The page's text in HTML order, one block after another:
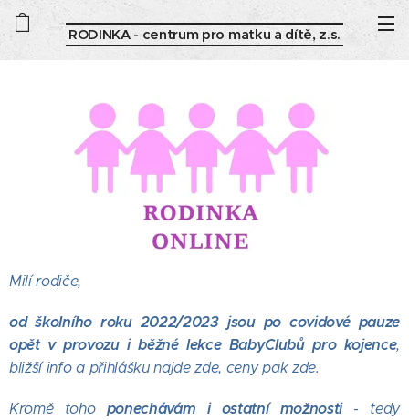
RODINKA - centrum pro matku a dítě, z.s.
Milí rodiče,
od školního roku 2022/2023 jsou po covidové pauze
opět v provozu i běžné lekce BabyClubů pro kojence,
bližší info a přihlášku najdezde, ceny pak zde.
Kromě toho ponechávám i ostatní možnosti- tedy